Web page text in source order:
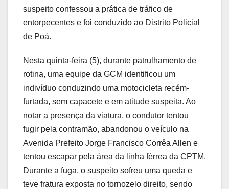
suspeito confessou a prática de tráfico de
entorpecentes e foi conduzido ao Distrito Policial
de Poá.
Nesta quinta-feira (5), durante patrulhamento de
rotina, uma equipe da GCM identificou um
indivíduo conduzindo uma motocicleta recém-
furtada, sem capacete e em atitude suspeita. Ao
notar a presença da viatura, o condutor tentou
fugir pela contramão, abandonou o veículo na
Avenida Prefeito Jorge Francisco Corrêa Allen e
tentou escapar pela área da linha férrea da CPTM.
Durante a fuga, o suspeito sofreu uma queda e
teve fratura exposta no tornozelo direito, sendo